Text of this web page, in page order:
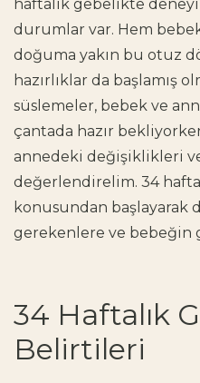
haftalık gebelikte
durumlar var. Hem
doğuma yakın bu otuz
hazırlıklar da başlamış
süslemeler, bebek ve
çantada hazır
annedeki değişiklikleri
değerlendirelim. 34
konusundan başlayarak
gerekenlere ve bebeğin
34 Haftalık
Belirtileri